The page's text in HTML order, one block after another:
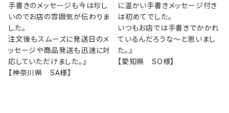
手書きのメッセージも今は珍し
いのでお店の雰囲気が伝わりま
した。
注文後もスムーズに発送日のメ
ッセージや商品発送も迅速に対
応していただけました。』
【神奈川県 SA様】
に温かい手書きメッセージ付き
は初めてでした。
いつもお店では手書きでかかれ
ているんだろうな～と思いまし
た。』
【愛知県 SO様】